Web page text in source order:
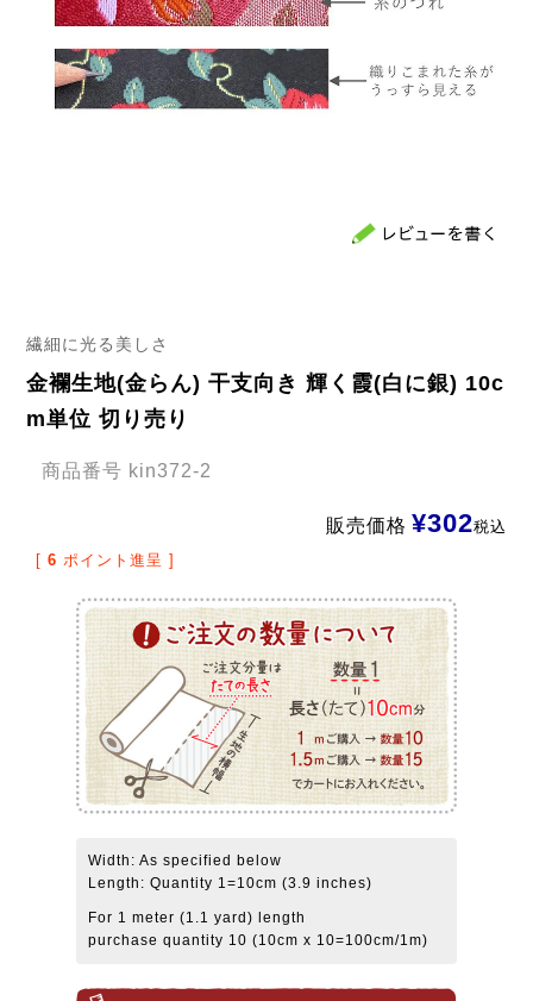
繊細に光る美しさ
金襴生地(金らん) 干支向き 輝く霞(白に銀) 10c
m単位 切り売り
商品番号 kin372-2
販売価格 ¥302税込
[ 6 ポイント進呈 ]
Width: As specified below
Length: Quantity 1=10cm (3.9 inches)
For 1 meter (1.1 yard) length
purchase quantity 10 (10cm x 10=100cm/1m)